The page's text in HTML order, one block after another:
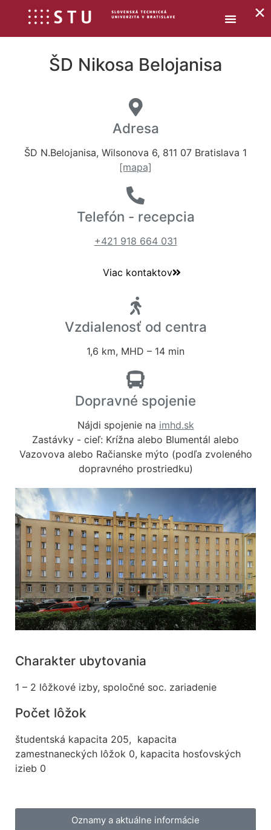
ŠD Nikosa Belojanisa
Adresa
ŠD N.Belojanisa, Wilsonova 6, 811 07 Bratislava 1
[mapa]
Telefón - recepcia
+421 918 664 031
Viac kontaktov
Vzdialenosť od centra
1,6 km, MHD – 14 min
Dopravné spojenie
Nájdi spojenie na imhd.sk
Zastávky - cieľ: Krížna alebo Blumentál alebo
Vazovova alebo Račianske mýto (podľa zvoleného
dopravného prostriedku)
Charakter ubytovania
1 – 2 lôžkové izby, spoločné soc. zariadenie
Počet lôžok
študentská kapacita 205, kapacita
zamestnaneckých lôžok 0, kapacita hosťovských
izieb 0
Oznamy a aktuálne informácie
×
Nevyhnutné
cookie nie sú
voliteľné. Sú
potrebné pre
fungovanie
webovej
stránky.
Štatistiky
Aby sme
mohli
zlepšiť
funkčnosť
a štruktúru
webovej
stránky na
základe
Aby naša
stránka počas
odmietnete,